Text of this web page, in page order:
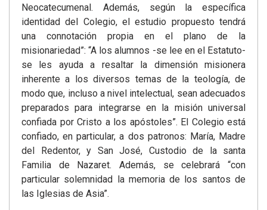
Neocatecumenal. Además, según la específica
identidad del Colegio, el estudio propuesto tendrá
una connotación propia en el plano de la
misionariedad”: “A los alumnos -se lee en el Estatuto-
se les ayuda a resaltar la dimensión misionera
inherente a los diversos temas de la teología, de
modo que, incluso a nivel intelectual, sean adecuados
preparados para integrarse en la misión universal
confiada por Cristo a los apóstoles”. El Colegio está
confiado, en particular, a dos patronos: María, Madre
del Redentor, y San José, Custodio de la santa
Familia de Nazaret. Además, se celebrará “con
particular solemnidad la memoria de los santos de
las Iglesias de Asia”.